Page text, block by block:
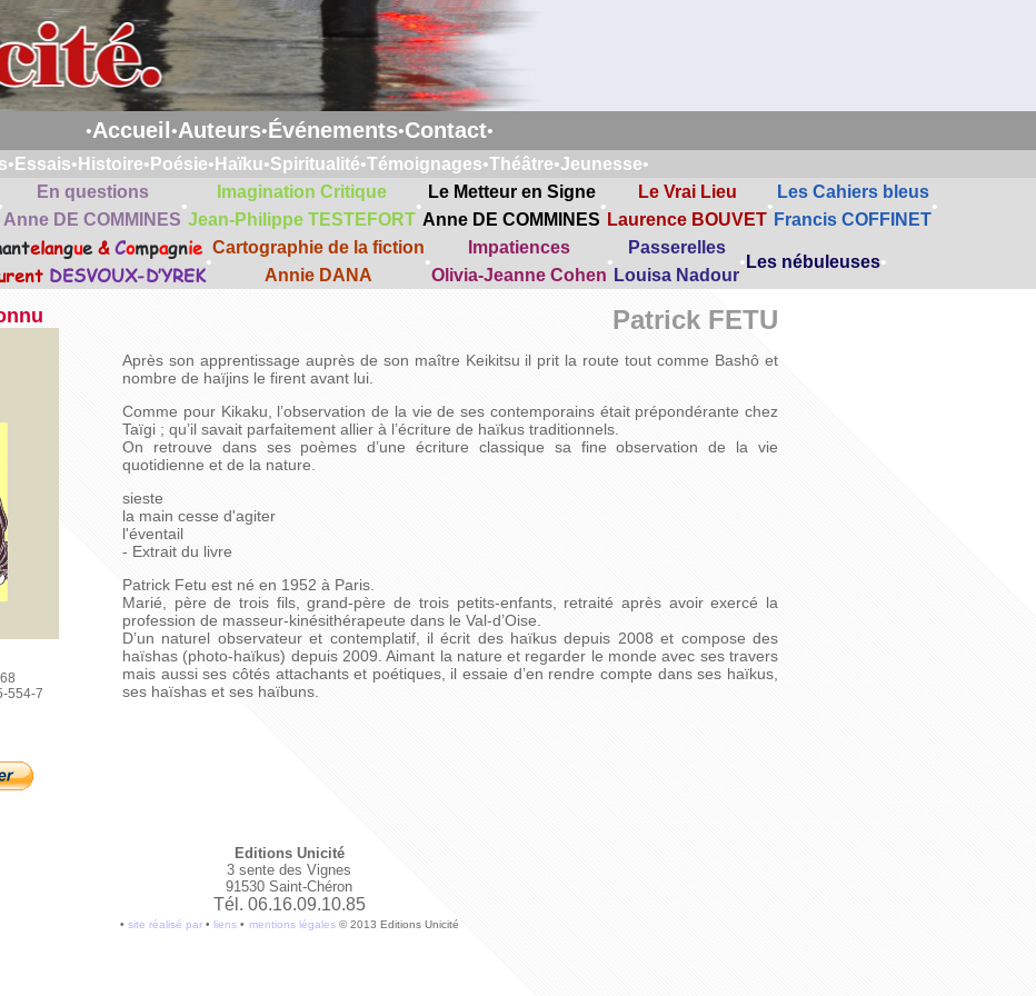
•Accueil •Auteurs•Événements•Contact•
• Essais• Histoire• Poésie• Haïku•Spiritualité•Témoignages•Théâtre•Jeunesse•
En questions
Anne DE COMMINES
•
Imagination Critique
Jean-Philippe TESTEFORT
•
Le Metteur en Signe
Anne DE COMMINES
•
Le Vrai Lieu
Laurence BOUVET
•
Les Cahiers bleus
Francis COFFINET
•
elangue & Compagnie
DESVOUX-D’YREK
•
Cartographie de la fiction
Annie DANA
•
Impatiences
Olivia-Jeanne Cohen
•
Passerelles
Louisa Nadour
• Les nébuleuses•
68
554-7
Patrick FETU
Après son apprentissage auprès de son maître Keikitsu il prit la route tout comme Bashô et
nombre de haïjins le firent avant lui.
Comme pour Kikaku, l’observation de la vie de ses contemporains était prépondérante chez
Taïgi ; qu’il savait parfaitement allier à l’écriture de haïkus traditionnels.
On retrouve dans ses poèmes d’une écriture classique sa fine observation de la vie
quotidienne et de la nature.
sieste
la main cesse d'agiter
l'éventail
- Extrait du livre
Patrick Fetu est né en 1952 à Paris.
Marié, père de trois fils, grand-père de trois petits-enfants, retraité après avoir exercé la
profession de masseur-kinésithérapeute dans le Val-d’Oise.
D’un naturel observateur et contemplatif, il écrit des haïkus depuis 2008 et compose des
haïshas (photo-haïkus) depuis 2009. Aimant la nature et regarder le monde avec ses travers
mais aussi ses côtés attachants et poétiques, il essaie d’en rendre compte dans ses haïkus,
ses haïshas et ses haïbuns.
Editions Unicité
3 sente des Vignes
91530 Saint-Chéron
Tél. 06.16.09.10.85
• site réalisé par• liens • mentions légales© 2013 Editions Unicité